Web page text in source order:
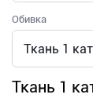
Обивка
Ткань 1